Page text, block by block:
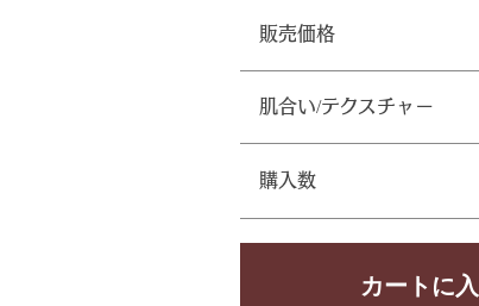
販売価格
肌合い/テクスチャー
購入数